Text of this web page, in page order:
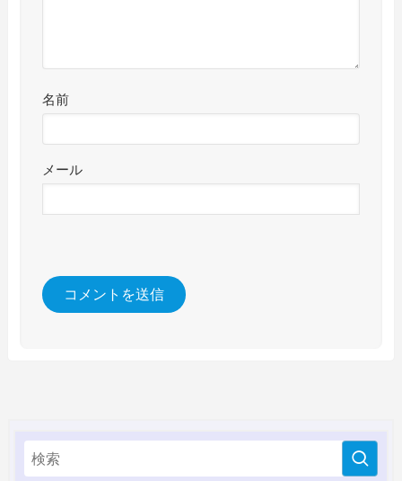
名前
メール